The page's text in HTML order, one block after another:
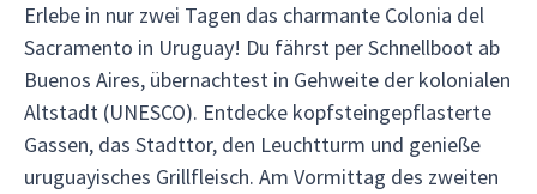
Erlebe in nur zwei Tagen das charmante Colonia del
Sacramento in Uruguay! Du fährst per Schnellboot ab
Buenos Aires, übernachtest in Gehweite der kolonialen
Altstadt (UNESCO). Entdecke kopfsteingepflasterte
Gassen, das Stadttor, den Leuchtturm und genieße
uruguayisches Grillfleisch. Am Vormittag des zweiten